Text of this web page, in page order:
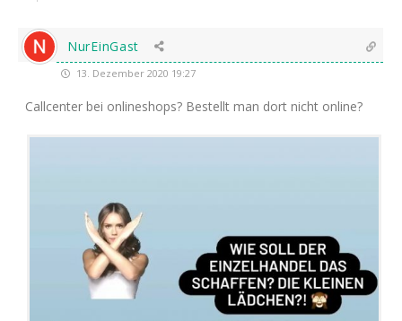
NurEinGast
13. Dezember 2020 19:27
Call­cen­ter bei online­shops? Bestellt man dort nicht online?